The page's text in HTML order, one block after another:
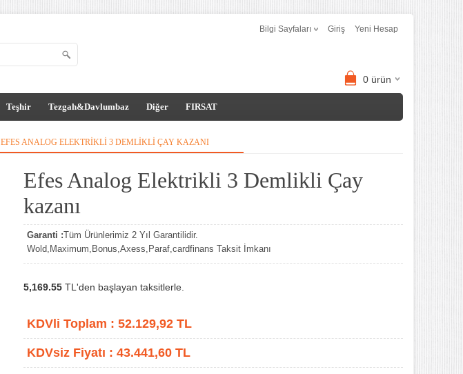
Bilgi Sayfaları Giriş Yeni Hesap
0 ürün
Teşhir Tezgah&Davlumbaz Diğer FIRSAT
EFES ANALOG ELEKTRIKLI 3 DEMLIKLI ÇAY KAZANI
Efes Analog Elektrikli 3 Demlikli Çay
kazanı
Garanti :Tüm Ürünlerimiz 2 Yıl Garantilidir.
Wold,Maximum,Bonus,Axess,Paraf,cardfinans Taksit İmkanı
5,169.55 TL'den başlayan taksitlerle.
KDVli Toplam : 52.129,92 TL
KDVsiz Fiyatı : 43.441,60 TL